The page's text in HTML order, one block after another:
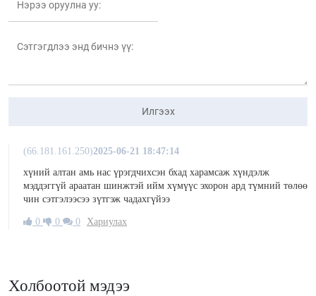
Илгээх
(66.181.161.250)2025-06-21 18:47:14
хүний алтан амь нас үрэгдчихсэн бхад харамсаж хүндэлж
мэддэггүй араатан шинжтэй ийм хүмүүс эхорон ард түмний төлөө
чин сэтгэлээсээ зүтгэж чадахгүйээ
0 0 0 Хариулах
Холбоотой мэдээ